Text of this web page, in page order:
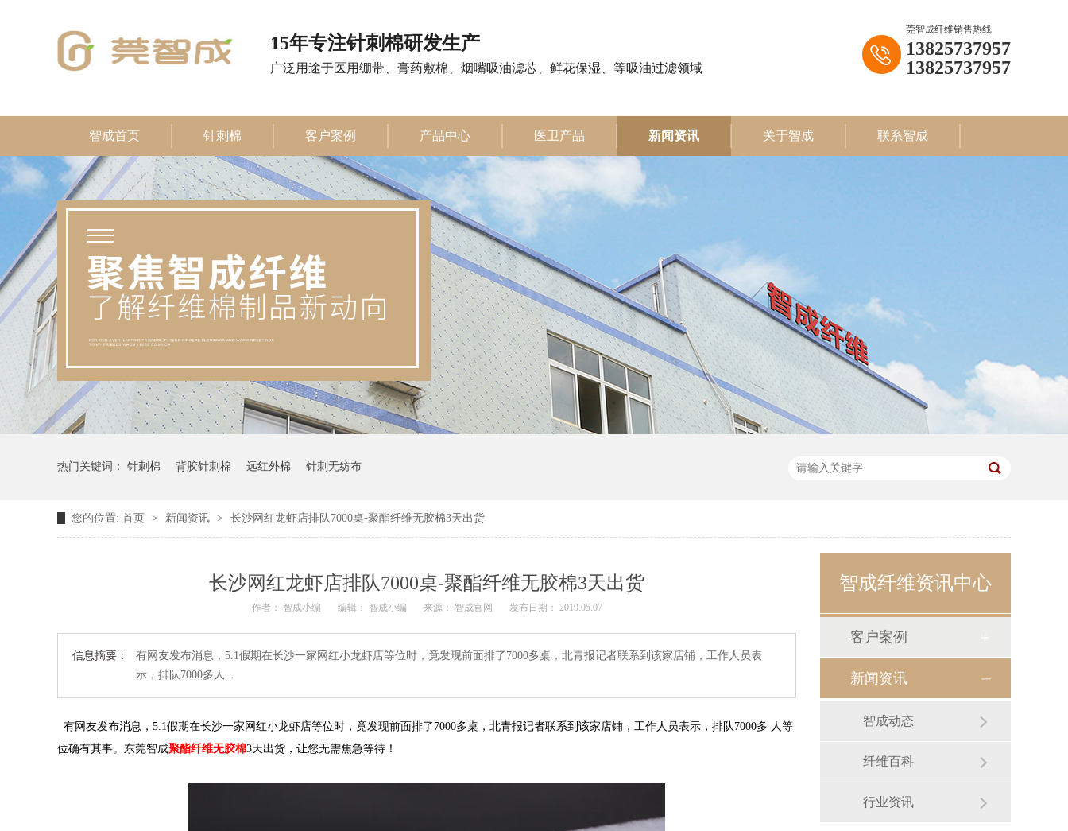
15年专注针刺棉研发生产
广泛用途于医用绷带、膏药敷棉、烟嘴吸油滤芯、鲜花保湿、等吸油过滤领域
莞智成纤维销售热线
13825737957
13825737957
智成首页 针刺棉 客户案例 产品中心 医卫产品 新闻资讯 关于智成 联系智成
热门关键词： 针刺棉 背胶针刺棉 远红外棉 针刺无纺布
您的位置: 首页 > 新闻资讯 > 长沙网红龙虾店排队7000桌-聚酯纤维无胶棉3天出货
长沙网红龙虾店排队7000桌-聚酯纤维无胶棉3天出货
作者： 智成小编 编辑： 智成小编 来源： 智成官网 发布日期： 2019.05.07
信息摘要：
有网友发布消息，5.1假期在长沙一家网红小龙虾店等位时，竟发现前面排了7000多桌，北青报记者联系到该家店铺，工作人员表
示，排队7000多人…
有网友发布消息， 5.1假期在长沙一家网红小龙虾店等位时，竟发现前面排了 7000多桌，北青报记者联系到该家店铺，工作人员表示，排队7000多 人等
位确有其事。东莞智成聚酯纤维无胶棉3天出货，让您无需焦急等待！
智成纤维资讯中心
客户案例
新闻资讯
智成动态
纤维百科
行业资讯